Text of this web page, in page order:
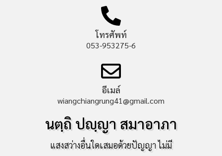
โทรศัพท์
053-953275-6
อีเมล์
wiangchiangrung41@gmail.com
นตฺถิ ปญฺญา สมาอาภา
แสงสว่างอื่นใดเสมอด้วยปัญญา ไม่มี